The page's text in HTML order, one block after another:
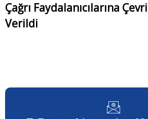
Çağrı Faydalanıcılarına
Verildi